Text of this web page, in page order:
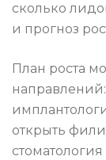
сколько
и прогноз
План роста
открыть